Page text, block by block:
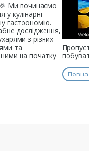
Ми починаємо
у кулінарні
гастрономію.
дослідження,
з різних
та
на початку
Повна